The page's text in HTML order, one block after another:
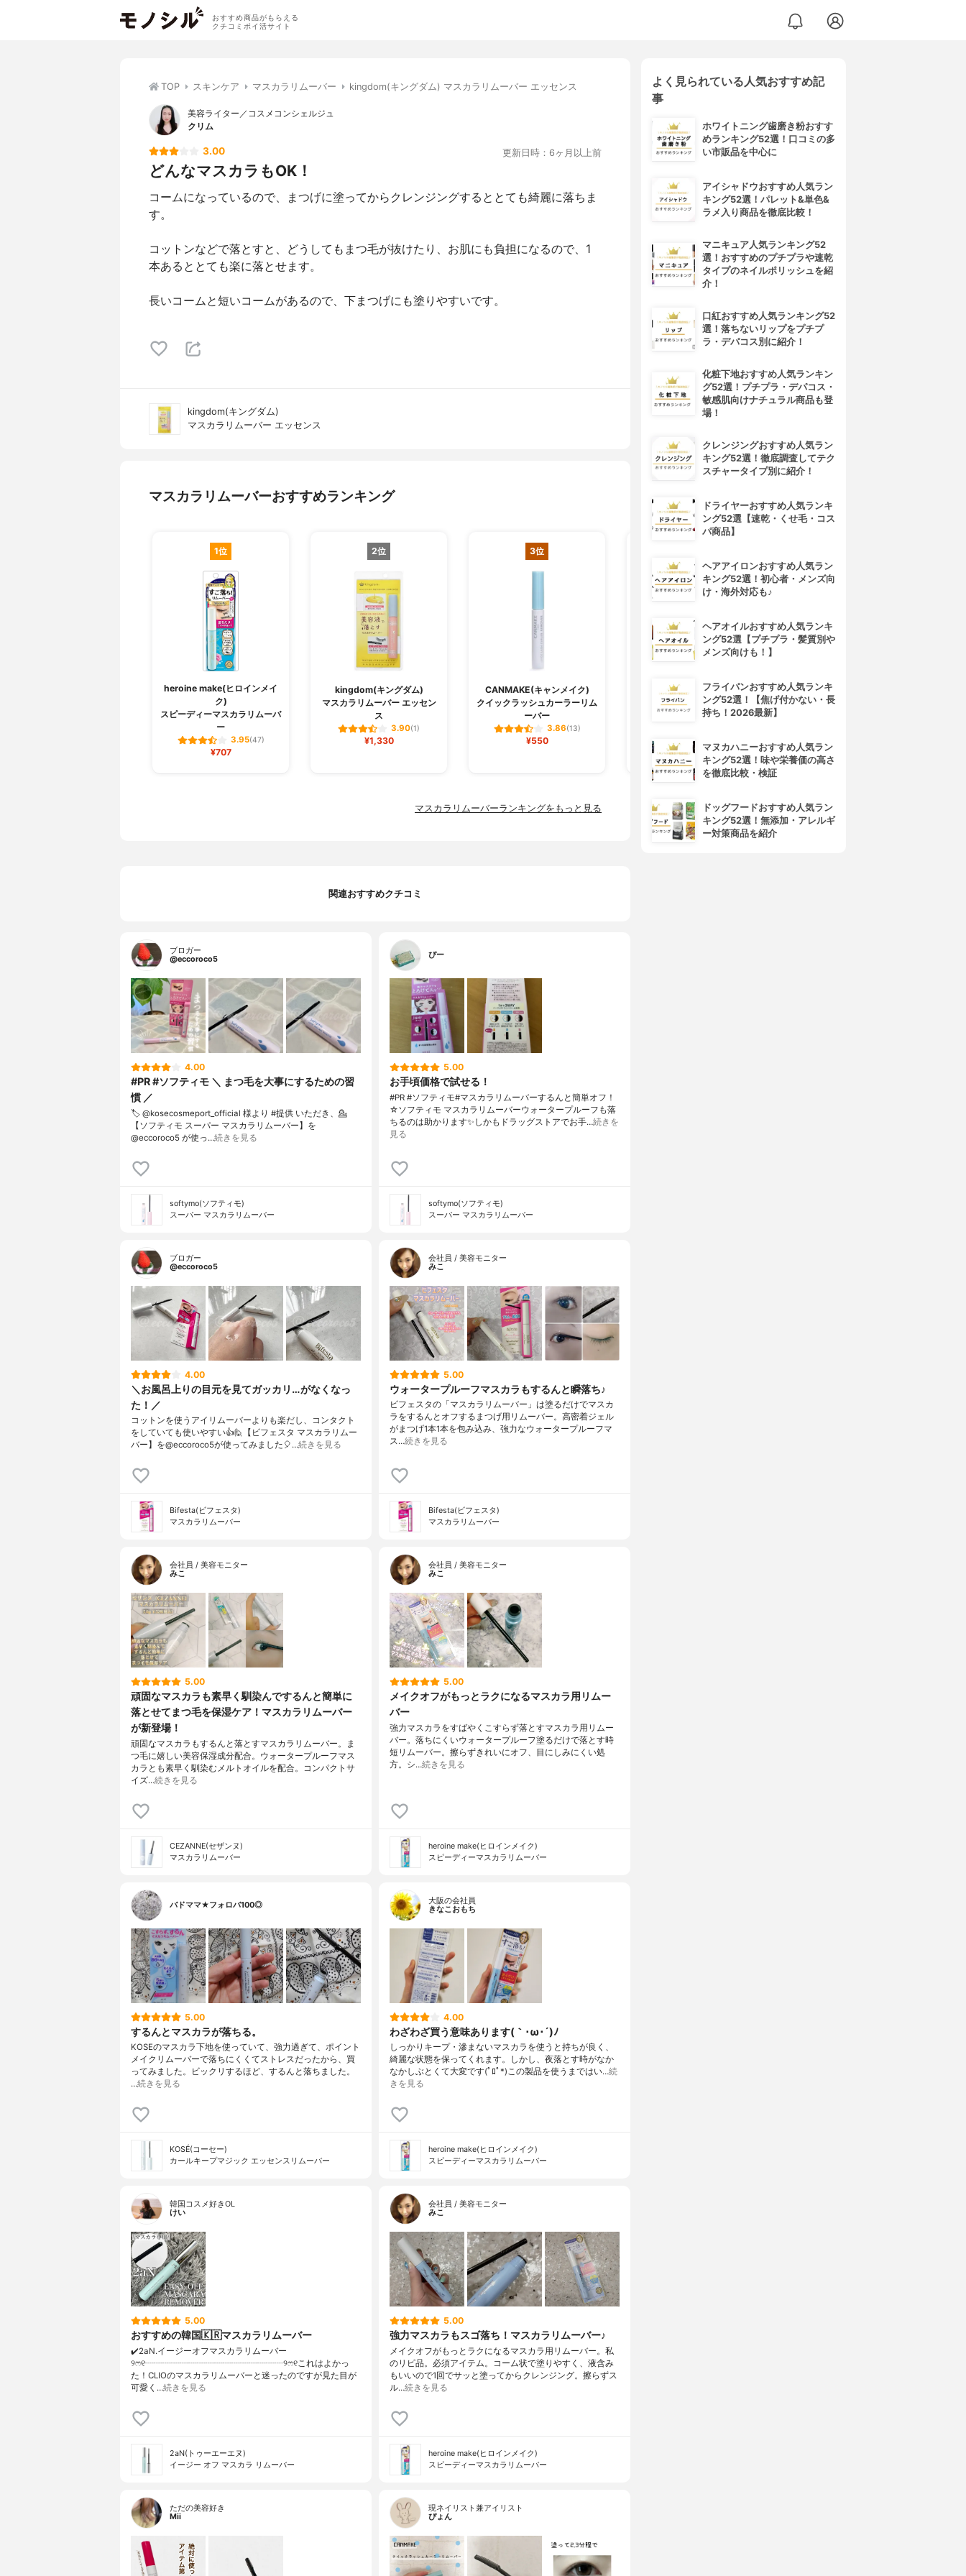
おすすめ商品がもらえる
クチコミポイ活サイト
TOP スキンケア マスカラリムーバー kingdom(キングダム) マスカラリムーバー エッセンス
美容ライター／コスメコンシェルジュ
クリム
3.00 更新日時：6ヶ月以上前
どんなマスカラもOK！
コームになっているので、まつげに塗ってからクレンジングするととても綺麗に落ちま
す。
コットンなどで落とすと、どうしてもまつ毛が抜けたり、お肌にも負担になるので、1
本あるととても楽に落とせます。
長いコームと短いコームがあるので、下まつげにも塗りやすいです。
kingdom(キングダム)
マスカラリムーバー エッセンス
マスカラリムーバーおすすめランキング
1位
heroine make(ヒロインメイ
ク)
スピーディーマスカラリムーバ
ー
3.95(47)
¥707
2位
kingdom(キングダム)
マスカラリムーバー エッセン
ス
3.90(1)
¥1,330
3位
CANMAKE(キャンメイク)
クイックラッシュカーラーリム
ーバー
3.86(13)
¥550
FASIO(ファシオ)
イージー マスカラ リムーバー
3.84 (10)
PRIVACY(プライバシー)
マスカラリムーバー
マスカラリムーバーランキングをもっと見る
関連おすすめクチコミ
ブロガー
@eccoroco5
4.00
#PR #ソフティモ ＼ まつ毛を大事にするための習
慣 ／
🏷️ @kosecosmeport_official 様より #提供 いただき、⁡💁
【ソフティモ スーパー マスカラリムーバー】を
@eccoroco5 が使っ…続きを見る
softymo(ソフティモ)
スーパー マスカラリムーバー
ぴー
5.00
お手頃価格で試せる！
#PR #ソフティモ#マスカラリムーバーするんと簡単オフ！
☆ソフティモ マスカラリムーバーウォータープルーフも落
ちるのは助かります✨️しかもドラッグストアでお手…続きを
見る
softymo(ソフティモ)
スーパー マスカラリムーバー
ブロガー
@eccoroco5
4.00
＼お風呂上りの目元を見てガッカリ…がなくなっ
た！／ ⁡
コットンを使うアイリムーバーよりも楽だし、コンタクト
をしていても使いやすい👍⁡⁡⁡🙋【ビフェスタ マスカラリムー
バー】を@eccoroco5が使ってみました🎈…続きを見る
Bifesta(ビフェスタ)
マスカラリムーバー
会社員 / 美容モニター
みこ
5.00
ウォータープルーフマスカラもするんと瞬落ち♪
ビフェスタの「マスカラリムーバー」は塗るだけでマスカ
ラをするんとオフするまつげ用リムーバー。高密着ジェル
がまつげ1本1本を包み込み、強力なウォータープルーフマ
ス…続きを見る
Bifesta(ビフェスタ)
マスカラリムーバー
会社員 / 美容モニター
みこ
5.00
頑固なマスカラも素早く馴染んでするんと簡単に
落とせてまつ毛を保湿ケア！マスカラリムーバー
が新登場！
頑固なマスカラもするんと落とすマスカラリムーバー。ま
つ毛に嬉しい美容保湿成分配合。ウォータープルーフマス
カラとも素早く馴染むメルトオイルを配合。コンパクトサ
イズ…続きを見る
CEZANNE(セザンヌ)
マスカラリムーバー
会社員 / 美容モニター
みこ
5.00
メイクオフがもっとラクになるマスカラ用リムー
バー
強力マスカラをすばやくこすらず落とすマスカラ用リムー
バー。落ちにくいウォータープルーフ塗るだけで落とす時
短リムーバー。擦らずきれいにオフ、目にしみにくい処
方。シ…続きを見る
heroine make(ヒロインメイク)
スピーディーマスカラリムーバー
バドママ★フォロバ100◎
5.00
するんとマスカラが落ちる。
KOSEのマスカラ下地を使っていて、強力過ぎて、ポイント
メイクリムーバーで落ちにくくてストレスだったから、買
ってみました。ビックリするほど、するんと落ちました。
…続きを見る
KOSÉ(コーセー)
カールキープマジック エッセンスリムーバー
大阪の会社員
きなこおもち
4.00
わざわざ買う意味あります(｀･ω･´)ﾉ
しっかりキープ・滲まないマスカラを使うと持ちが良く、
綺麗な状態を保ってくれます。しかし、夜落とす時がなか
なかしぶとくて大変です(ﾟﾛﾟ*)この製品を使うまではい…続
きを見る
heroine make(ヒロインメイク)
スピーディーマスカラリムーバー
韓国コスメ好きOL
けい
5.00
おすすめの韓国🇰🇷マスカラリムーバー
✔️2aN.イージーオフマスカラリムーバー
୨ෆ୧┈┈┈┈┈┈┈┈┈┈┈┈┈┈┈┈୨ෆ୧これはよかっ
た！CLIOのマスカラリムーバーと迷ったのですが見た目が
可愛く…続きを見る
2aN(トゥーエーエヌ)
イージー オフ マスカラ リムーバー
会社員 / 美容モニター
みこ
5.00
強力マスカラもスゴ落ち！マスカラリムーバー♪
メイクオフがもっとラクになるマスカラ用リムーバー。私
のリピ品。必須アイテム。コーム状で塗りやすく、液含み
もいいので1回でサッと塗ってからクレンジング。擦らずス
ル…続きを見る
heroine make(ヒロインメイク)
スピーディーマスカラリムーバー
ただの美容好き
Mii
現ネイリスト兼アイリスト
ぴょん
よく見られている人気おすすめ記
事
ホワイトニング歯磨き粉おすす
めランキング52選！口コミの多
い市販品を中心に
アイシャドウおすすめ人気ラン
キング52選！パレット&単色&
ラメ入り商品を徹底比較！
マニキュア人気ランキング52
選！おすすめのプチプラや速乾
タイプのネイルポリッシュを紹
介！
口紅おすすめ人気ランキング52
選！落ちないリップをプチプ
ラ・デパコス別に紹介！
化粧下地おすすめ人気ランキン
グ52選！プチプラ・デパコス・
敏感肌向けナチュラル商品も登
場！
クレンジングおすすめ人気ラン
キング52選！徹底調査してテク
スチャータイプ別に紹介！
ドライヤーおすすめ人気ランキ
ング52選【速乾・くせ毛・コス
パ商品】
ヘアアイロンおすすめ人気ラン
キング52選！初心者・メンズ向
け・海外対応も♪
ヘアオイルおすすめ人気ランキ
ング52選【プチプラ・髪質別や
メンズ向けも！】
フライパンおすすめ人気ランキ
ング52選！【焦げ付かない・長
持ち！2026最新】
マヌカハニーおすすめ人気ラン
キング52選！味や栄養価の高さ
を徹底比較・検証
ドッグフードおすすめ人気ラン
キング52選！無添加・アレルギ
ー対策商品を紹介